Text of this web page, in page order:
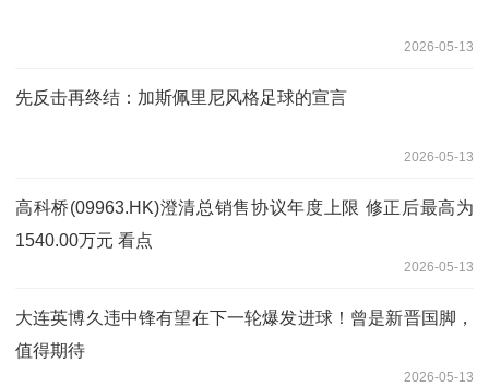
2026-05-13
先反击再终结：加斯佩里尼风格足球的宣言
2026-05-13
高科桥(09963.HK)澄清总销售协议年度上限 修正后最高为
1540.00万元 看点
2026-05-13
大连英博久违中锋有望在下一轮爆发进球！曾是新晋国脚，
值得期待
2026-05-13